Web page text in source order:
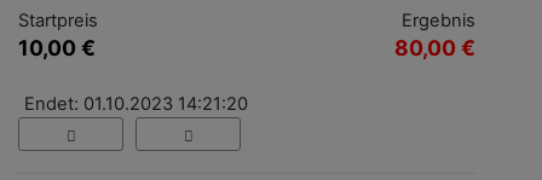
Startpreis
10,00 €
Ergebnis
80,00 €
Endet: 01.10.2023 14:21:20